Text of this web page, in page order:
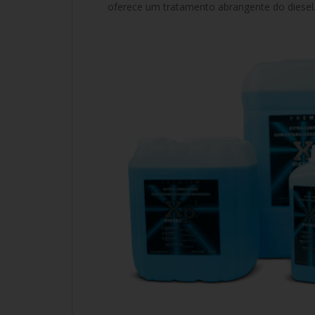
oferece um tratamento abrangente do diesel.